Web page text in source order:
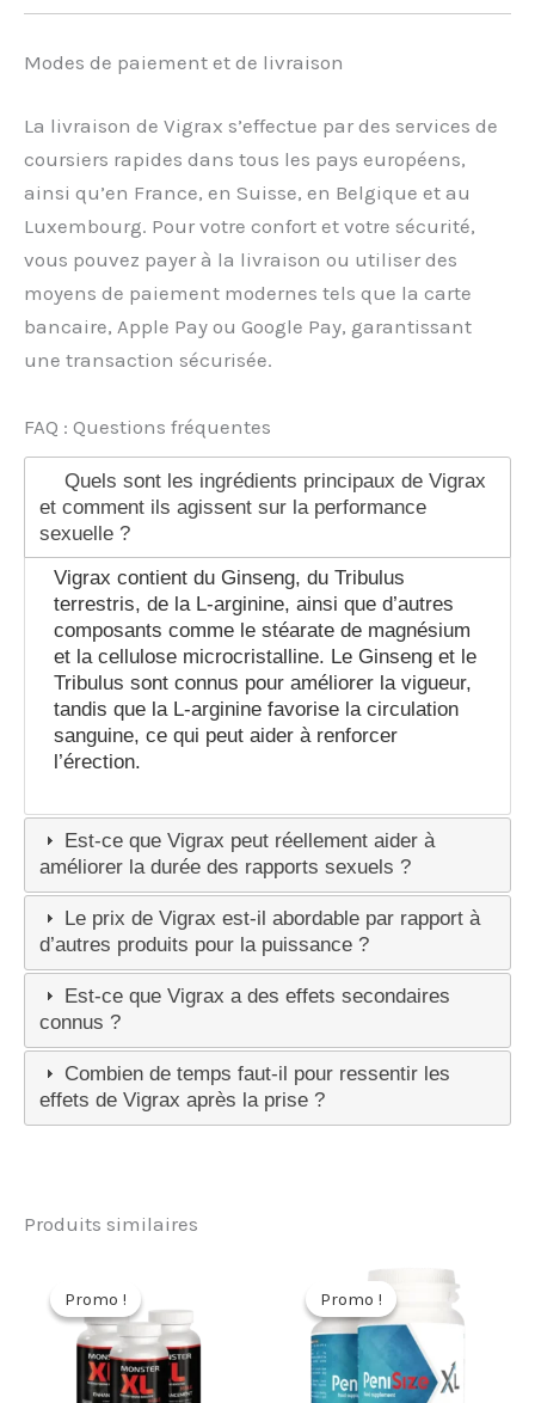
Modes de paiement et de livraison
La livraison de Vigrax s’effectue par des services de
coursiers rapides dans tous les pays européens,
ainsi qu’en France, en Suisse, en Belgique et au
Luxembourg. Pour votre confort et votre sécurité,
vous pouvez payer à la livraison ou utiliser des
moyens de paiement modernes tels que la carte
bancaire, Apple Pay ou Google Pay, garantissant
une transaction sécurisée.
FAQ : Questions fréquentes
Quels sont les ingrédients principaux de Vigrax
et comment ils agissent sur la performance
sexuelle ?
Vigrax contient du Ginseng, du Tribulus
terrestris, de la L-arginine, ainsi que d’autres
composants comme le stéarate de magnésium
et la cellulose microcristalline. Le Ginseng et le
Tribulus sont connus pour améliorer la vigueur,
tandis que la L-arginine favorise la circulation
sanguine, ce qui peut aider à renforcer
l’érection.
Est-ce que Vigrax peut réellement aider à
améliorer la durée des rapports sexuels ?
Le prix de Vigrax est-il abordable par rapport à
d’autres produits pour la puissance ?
Est-ce que Vigrax a des effets secondaires
connus ?
Combien de temps faut-il pour ressentir les
effets de Vigrax après la prise ?
Produits similaires
Promo !
Promo ! Promo !
Promo !